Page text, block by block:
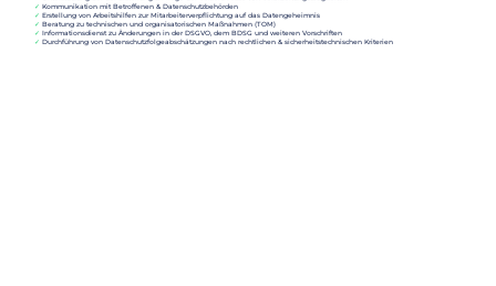
✓
Kommunikation mit Betroffenen & Datenschutzbehörden
✓
Erstellung von Arbeitshilfen zur Mitarbeiterverpflichtung auf das Datengeheimnis
✓
Beratung zu technischen und organisatorischen Maßnahmen (TOM)
✓
Informationsdienst zu Änderungen in der DSGVO, dem BDSG und weiteren Vorschriften
✓
Durchführung von Datenschutzfolgeabschätzungen nach rechtlichen & sicherheitstechnischen Kriterien